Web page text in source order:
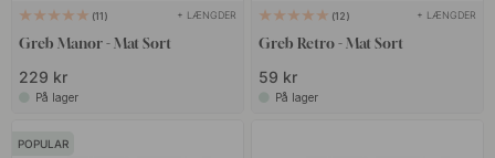
11 + LÆNGDER
Greb Manor - Mat Sort
229 kr
På lager
12 + LÆNGDER
Greb Retro - Mat Sort
59 kr
På lager
POPULAR